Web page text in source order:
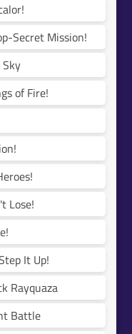
Secret Mission!
of Fire!
Lose!
It Up!
Rayquaza
Battle